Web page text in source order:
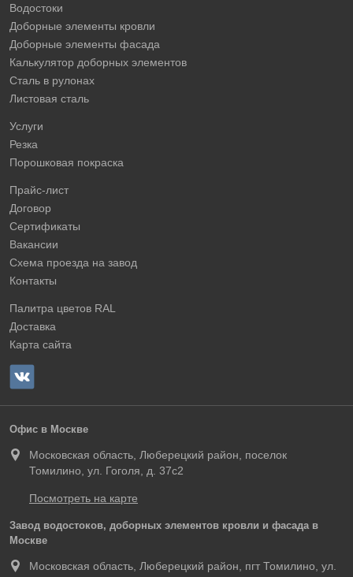
Водостоки
Доборные элементы кровли
Доборные элементы фасада
Калькулятор доборных элементов
Сталь в рулонах
Листовая сталь
Услуги
Резка
Порошковая покраска
Прайс-лист
Договор
Сертификаты
Вакансии
Схема проезда на завод
Контакты
Палитра цветов RAL
Доставка
Карта сайта
Офис в Москве
Московская область, Люберецкий район, поселок
Томилино, ул. Гоголя, д. 37с2
Посмотреть на карте
Завод водостоков, доборных элементов кровли и фасада в
Москве
Московская область, Люберецкий район, пгт Томилино, ул.